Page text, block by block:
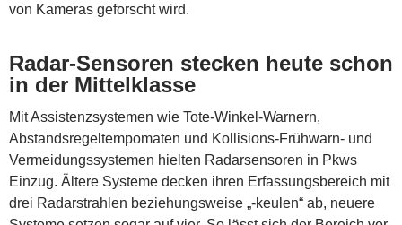
von Kameras geforscht wird.
Radar-Sensoren stecken heute schon
in der Mittelklasse
Mit Assistenzsystemen wie Tote-Winkel-Warnern,
Abstandsregeltempomaten und Kollisions-Frühwarn- und
Vermeidungssystemen hielten Radarsensoren in Pkws
Einzug. Ältere Systeme decken ihren Erfassungsbereich mit
drei Radarstrahlen beziehungsweise „-keulen“ ab, neuere